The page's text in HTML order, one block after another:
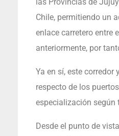
Chile, permitiendo un
enlace carretero entre
anteriormente, por
Ya en sí, este
respecto de los
especialización según
Desde el punto de